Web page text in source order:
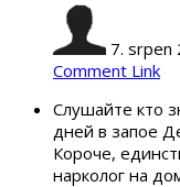
7. srpen
Comment Link
Слушайте кто
дней в запое
Короче,
нарколог на